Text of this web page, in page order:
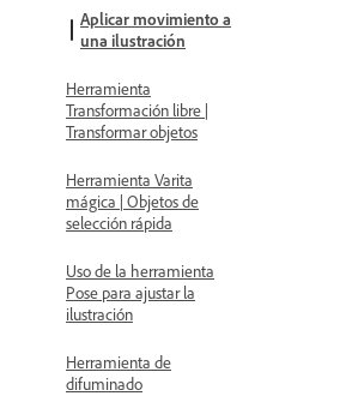
Aplicar movimiento a
una ilustración
Herramienta
Transformación libre |
Transformar objetos
Herramienta Varita
mágica | Objetos de
selección rápida
Uso de la herramienta
Pose para ajustar la
ilustración
Herramienta de
difuminado